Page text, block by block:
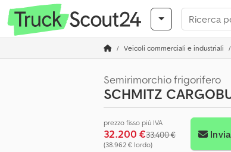
Veicoli commerciali e industriali
Semirimorchio frigorifero
SCHMITZ
prezzo fisso più IVA
32.200 €33.400 €
(38.962 € lordo)